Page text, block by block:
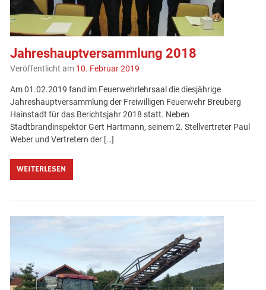
Jahreshauptversammlung 2018
Veröffentlicht am 10. Februar 2019
Am 01.02.2019 fand im Feuerwehrlehrsaal die diesjährige
Jahreshauptversammlung der Freiwilligen Feuerwehr Breuberg
Hainstadt für das Berichtsjahr 2018 statt. Neben
Stadtbrandinspektor Gert Hartmann, seinem 2. Stellvertreter Paul
Weber und Vertretern der […]
WEITERLESEN